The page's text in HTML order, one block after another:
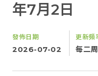
年7月2日
發佈日期
2026-07-02
更新頻
每二周